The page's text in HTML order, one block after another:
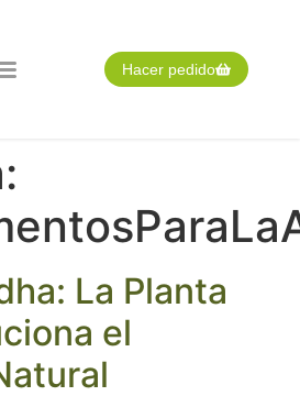
Hacer pedido
La Planta
el